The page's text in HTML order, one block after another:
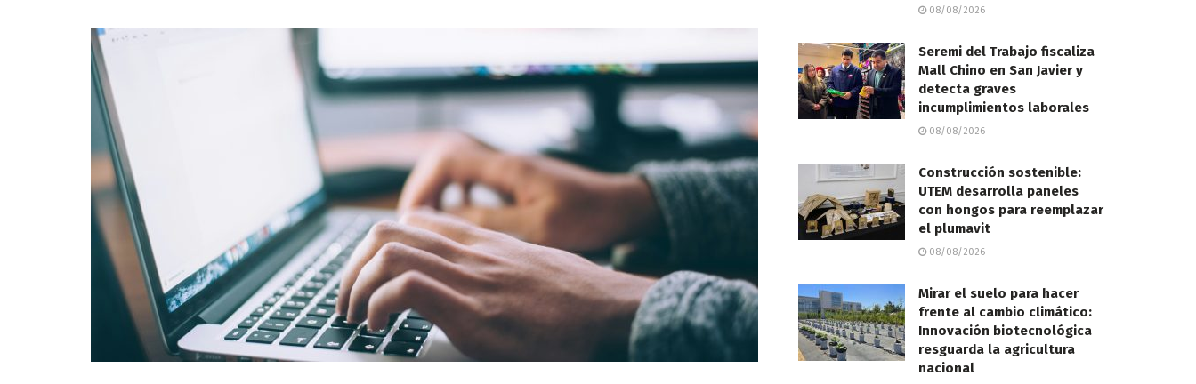
08/08/2026
Seremi del Trabajo fiscaliza
Mall Chino en San Javier y
detecta graves
incumplimientos laborales
08/08/2026
Construcción sostenible:
UTEM desarrolla paneles
con hongos para reemplazar
el plumavit
08/08/2026
Mirar el suelo para hacer
frente al cambio climático:
Innovación biotecnológica
resguarda la agricultura
nacional